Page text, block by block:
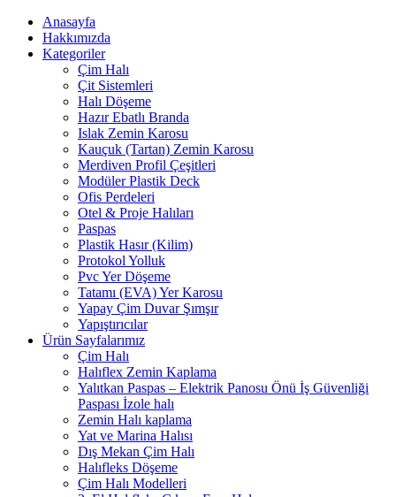
Anasayfa
Hakkımızda
Kategoriler
Çim Halı
Çit Sistemleri
Halı Döşeme
Hazır Ebatlı Branda
Islak Zemin Karosu
Kauçuk (Tartan) Zemin Karosu
Merdiven Profil Çeşitleri
Modüler Plastik Deck
Ofis Perdeleri
Otel & Proje Halıları
Paspas
Plastik Hasır (Kilim)
Protokol Yolluk
Pvc Yer Döşeme
Tatamı (EVA) Yer Karosu
Yapay Çim Duvar Şımşır
Yapıştırıcılar
Ürün Sayfalarımız
Çim Halı
Halıflex Zemin Kaplama
Yalıtkan Paspas – Elektrik Panosu Önü İş Güvenliği
Paspası İzole halı
Zemin Halı kaplama
Yat ve Marina Halısı
Dış Mekan Çim Halı
Halıfleks Döşeme
Çim Halı Modelleri